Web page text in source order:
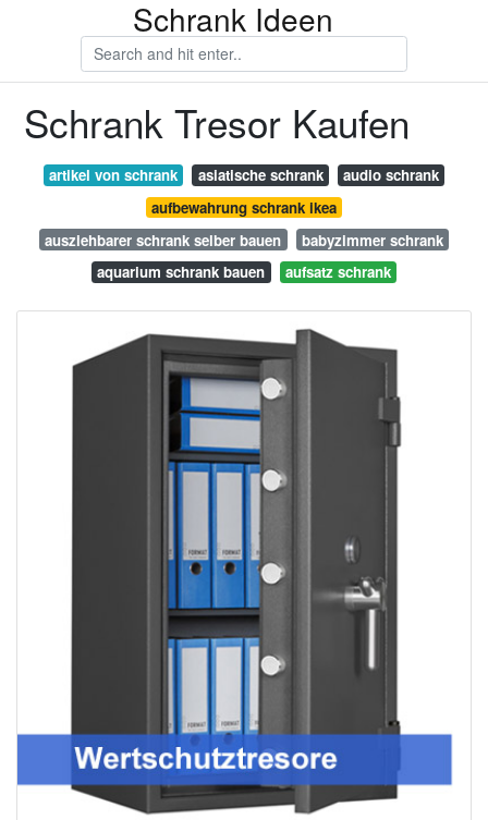
Schrank Ideen
Schrank Tresor Kaufen
artikel von schrank asiatische schrank
audio schrank
aufbewahrung schrank ikea
ausziehbarer schrank selber bauen
babyzimmer schrank
aquarium schrank bauen
aufsatz schrank